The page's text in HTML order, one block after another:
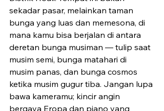
sekadar pasar, melainkan taman
bunga yang luas dan memesona, di
mana kamu bisa berjalan di antara
deretan bunga musiman — tulip saat
musim semi, bunga matahari di
musim panas, dan bunga cosmos
ketika musim gugur tiba. Jangan lupa
bawa kameramu; kincir angin
bergaya Eropa dan piano yang